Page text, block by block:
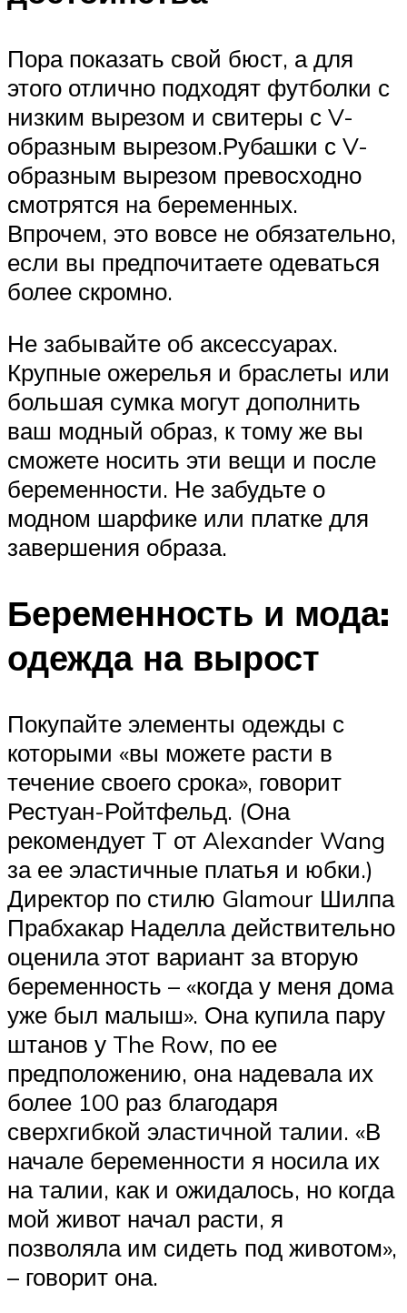
Пора показать свой бюст, а для
этого отлично подходят футболки с
низким вырезом и свитеры с V-
образным вырезом.Рубашки с V-
образным вырезом превосходно
смотрятся на беременных.
Впрочем, это вовсе не обязательно,
если вы предпочитаете одеваться
более скромно.
Не забывайте об аксессуарах.
Крупные ожерелья и браслеты или
большая сумка могут дополнить
ваш модный образ, к тому же вы
сможете носить эти вещи и после
беременности. Не забудьте о
модном шарфике или платке для
завершения образа.
Беременность и мода:
одежда на вырост
Покупайте элементы одежды с
которыми «вы можете расти в
течение своего срока», говорит
Рестуан-Ройтфельд. (Она
рекомендует T от Alexander Wang
за ее эластичные платья и юбки.)
Директор по стилю Glamour Шилпа
Прабхакар Наделла действительно
оценила этот вариант за вторую
беременность – «когда у меня дома
уже был малыш». Она купила пару
штанов у The Row, по ее
предположению, она надевала их
более 100 раз благодаря
сверхгибкой эластичной талии. «В
начале беременности я носила их
на талии, как и ожидалось, но когда
мой живот начал расти, я
позволяла им сидеть под животом»,
– говорит она.